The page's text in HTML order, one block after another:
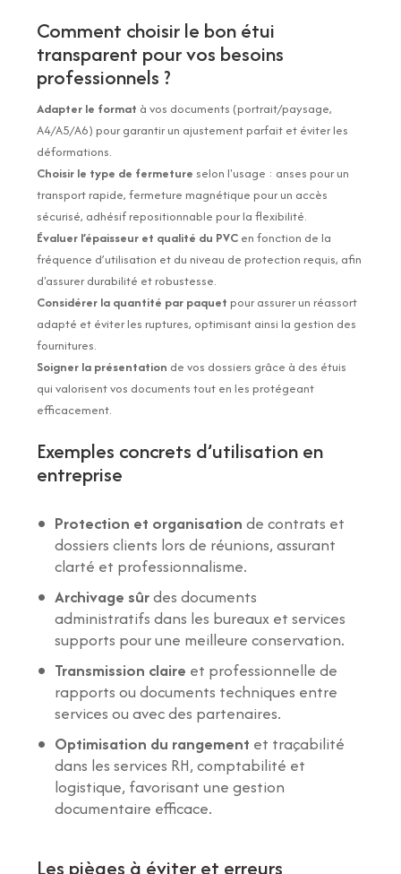
Comment choisir le bon étui
transparent pour vos besoins
professionnels ?
Adapter le format à vos documents (portrait/paysage,
A4/A5/A6) pour garantir un ajustement parfait et éviter les
déformations.
Choisir le type de fermeture selon l'usage : anses pour un
transport rapide, fermeture magnétique pour un accès
sécurisé, adhésif repositionnable pour la flexibilité.
Évaluer l’épaisseur et qualité du PVC en fonction de la
fréquence d’utilisation et du niveau de protection requis, afin
d'assurer durabilité et robustesse.
Considérer la quantité par paquet pour assurer un réassort
adapté et éviter les ruptures, optimisant ainsi la gestion des
fournitures.
Soigner la présentation de vos dossiers grâce à des étuis
qui valorisent vos documents tout en les protégeant
efficacement.
Exemples concrets d’utilisation en
entreprise
Protection et organisation de contrats et
dossiers clients lors de réunions, assurant
clarté et professionnalisme.
Archivage sûrdes documents
administratifs dans les bureaux et services
supports pour une meilleure conservation.
Transmission claire et professionnelle de
rapports ou documents techniques entre
services ou avec des partenaires.
Optimisation du rangement et traçabilité
dans les services RH, comptabilité et
logistique, favorisant une gestion
documentaire efficace.
Les pièges à éviter et erreurs